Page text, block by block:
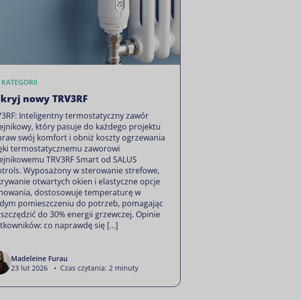
KATEGORII
nowy TRV3RF
Inteligentny termostatyczny zawór
który pasuje do każdego projektu
swój komfort i obniż koszty ogrzewania
termostatycznemu zaworowi
TRV3RF Smart od SALUS
Wyposażony w sterowanie strefowe,
otwartych okien i elastyczne opcje
dostosowuje temperaturę w
pomieszczeniu do potrzeb, pomagając
do 30% energii grzewczej. Opinie
co naprawdę się […]
Madeleine Furau
23 lut 2026 • Czas czytania: 2 minuty